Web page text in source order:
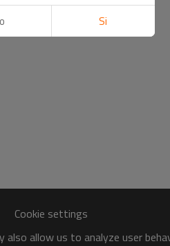
Cookie settings
allow us to analyze user
Si